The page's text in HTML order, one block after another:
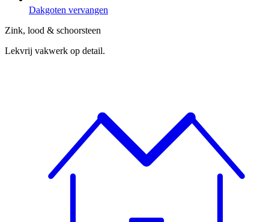
Dakgoten vervangen
Zink, lood & schoorsteen
Lekvrij vakwerk op detail.